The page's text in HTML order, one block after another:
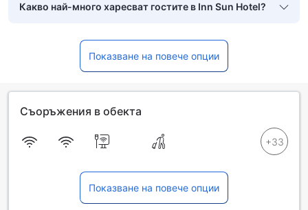
Какво най-много харесват гостите в Inn Sun Hotel?
Показване на повече опции
Съоръжения в обекта
Показване на повече опции